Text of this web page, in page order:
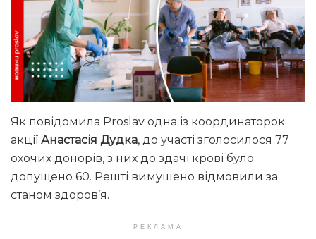
Як повідомила Proslav одна із координаторок
акції Анастасія Дудка, до участі зголосилося 77
охочих донорів, з них до здачі крові було
допущено 60. Решті вимушено відмовили за
станом здоров’я.
РЕКЛАМА